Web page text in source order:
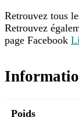
Retrouvez tous
Retrouvez
page Facebook
Poids